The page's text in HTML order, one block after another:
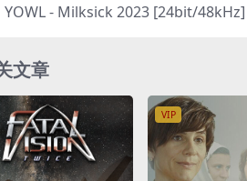
YOWL - Milksick 2023 [24bit/48kHz]
文章
VIP